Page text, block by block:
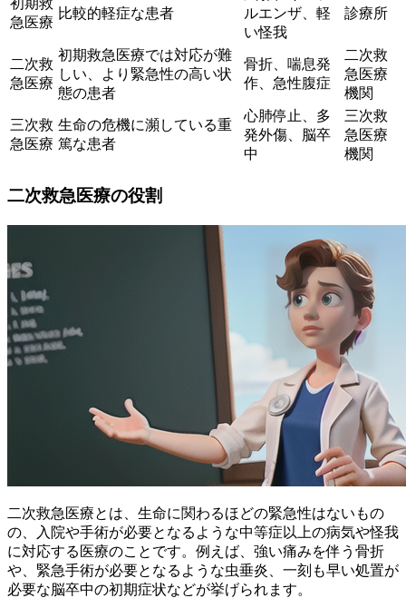
初期救
急医療
比較的軽症な患者
ルエンザ、軽
い怪我
診療所
二次救
急医療
初期救急医療では対応が難
しい、より緊急性の高い状
態の患者
骨折、喘息発
作、急性腹症
二次救
急医療
機関
三次救
急医療
生命の危機に瀕している重
篤な患者
心肺停止、多
発外傷、脳卒
中
三次救
急医療
機関
二次救急医療の役割
二次救急医療とは、 生命に関わるほどの緊急性はないもの
の、入院や手術が必要となるような中等症以上の病気や怪我
に対応する医療のことです。例えば、強い痛みを伴う骨折
や、緊急手術が必要となるような虫垂炎、一刻も早い処置が
必要な脳卒中の初期症状などが挙げられます。